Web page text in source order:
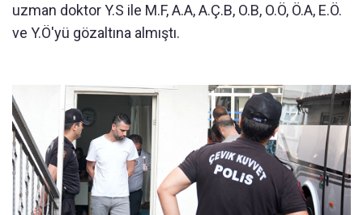
uzman doktor Y.S ile M.F, A.A, A.Ç.B, O.B, O.Ö, Ö.A, E.Ö.
ve Y.Ö'yü gözaltına almıştı.